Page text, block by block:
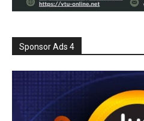
Sponsor Ads 4